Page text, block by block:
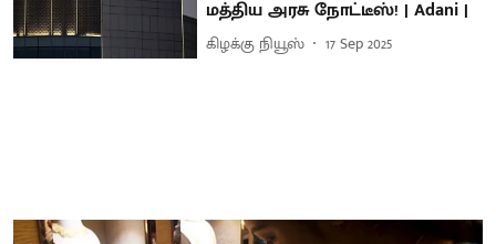
மத்திய அரசு நோட்டீஸ்! | Adani |
கிழக்கு நியூஸ் 17 Sep 2025